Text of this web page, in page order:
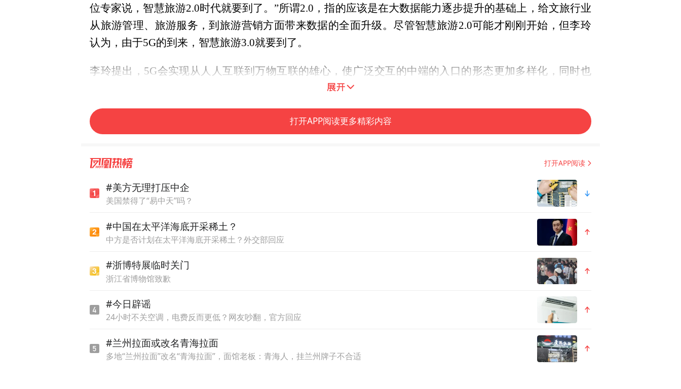
位专家说，智慧旅游2.0时代就要到了。”所谓2.0，指的应该是在大数据能力逐步提升的基础上，给文旅行业
从旅游管理、旅游服务，到旅游营销方面带来数据的全面升级。尽管智慧旅游2.0可能才刚刚开始，但李玲
认为，由于5G的到来，智慧旅游3.0就要到了。
李玲提出，5G会实现从人人互联到万物互联的雄心，使广泛交互的中端的入口的形态更加多样化，同时也
会带来更多产业发展的机会和财富增加的机会。“拥抱科技，拥抱智慧旅游，拥抱变化，拥抱5G，是大势所
趋。”
谈及5G与文旅发展的关系，李玲做出了以下总结：
5G会是推进文旅融合一个核心的技术。高带宽、低时延的5G网络，实现全息投影、水幕投影AR/VR互动，
能够给游客带来更加有代入感这样的体验。
5G是提升文旅管理的重要能力和平。5G会连接人与事，人与物，物与物，能够为文旅行业的管理平台带来
全新的变革，未来文旅行业的管理者看到产业间的平台不仅仅是一些数字和报表以及固定区域景区的视频，
能够带领旅游管理者管控到旅游目的地人、物、建筑等所有的元素。
5G是加强旅游目的地的服务提升旅游体验关键的手段，5G帮助我们实现更加精准、高端、贴身的旅游目的
和专业的诊疗。
5G是变革旅游营销一个有效的支撑。5G直播现在有了非常成熟的平台和应用的场景，同时可以应用到文旅
行业，可以给游客在游前提供浸入式旅游的体验，未来各个旅游营销的峰会上，旅行社的门店，甚至联通遍
打开APP阅读更多精彩内容
打开APP阅读
#美方无理打压中企
美国禁得了“易中天”吗？
#中国在太平洋海底开采稀土？
中方是否计划在太平洋海底开采稀土？外交部回应
#浙博特展临时关门
浙江省博物馆致歉
#今日辟谣
24小时不关空调，电费反而更低？网友吵翻，官方回应
#兰州拉面或改名青海拉面
多地“兰州拉面”改名“青海拉面”，面馆老板：青海人，挂兰州牌子不合适